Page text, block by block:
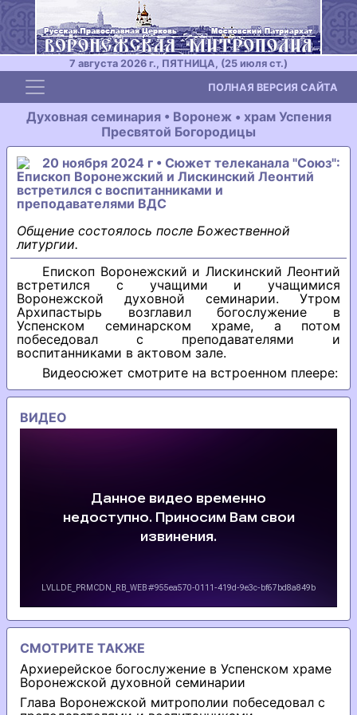
7 августа 2026 г., ПЯТНИЦА, (25 июля ст.)
Toggle navigation ПОЛНАЯ ВЕРСИЯ САЙТА
Духовная семинария • Воронеж • храм Успения
Пресвятой Богородицы
20 ноября 2024 г • Сюжет телеканала "Союз":
Епископ Воронежский и Лискинский Леонтий
встретился с воспитанниками и
преподавателями ВДС
Общение состоялось после Божественной
литургии.
Епископ Воронежский и Лискинский Леонтий
встретился с учащими и учащимися
Воронежской духовной семинарии. Утром
Архипастырь возглавил богослужение в
Успенском семинарском храме, а потом
побеседовал с преподавателями и
воспитанниками в актовом зале.
Видеосюжет смотрите на встроенном плеере:
ВИДЕО
СМОТРИТЕ ТАКЖЕ
Архиерейское богослужение в Успенском храме
Воронежской духовной семинарии
Глава Воронежской митрополии побеседовал с